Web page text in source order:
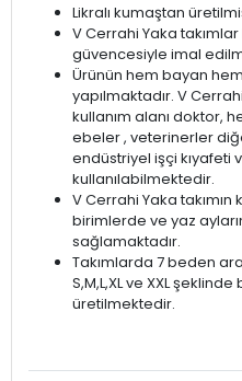
Likralı kumaştan
V Cerrahi Yaka
güvencesiyle imal
Ürünün hem bayan
yapılmaktadır. V
kullanım alanı doktor,
ebeler , veterinerler
endüstriyel işçi kıyafeti
kullanılabilmektedir.
V Cerrahi Yaka takımın
birimlerde ve yaz
sağlamaktadır.
Takımlarda 7 beden
S,M,L,XL ve XXL
üretilmektedir.